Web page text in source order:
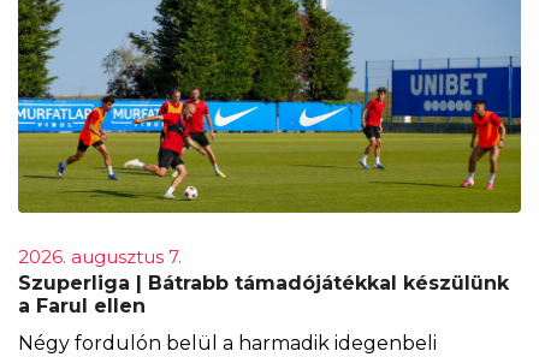
2026. augusztus 7.
Szuperliga | Bátrabb támadójátékkal készülünk
a Farul ellen
Négy fordulón belül a harmadik idegenbeli